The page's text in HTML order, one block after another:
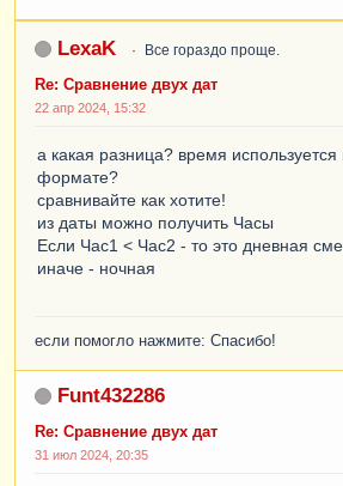
LexaK Все гораздо проще.
Re: Сравнение двух дат
22 апр 2024, 15:32
а какая разница? время
формате?
сравнивайте как хотите!
из даты можно получить Часы
Если Час1 < Час2 - то это дневная
иначе - ночная
если помогло нажмите: Спасибо!
Funt432286
Re: Сравнение двух дат
31 июл 2024, 20:35